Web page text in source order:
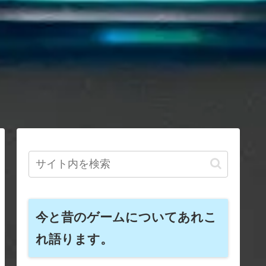
今と昔のゲームについてあれこ
れ語ります。